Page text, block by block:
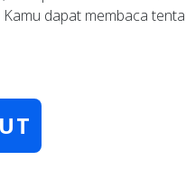
dapat membaca